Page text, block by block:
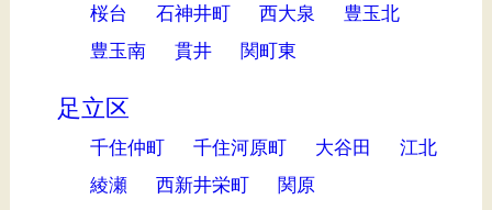
桜台
石神井町 西大泉
豊玉北
豊玉南
貫井 関町東
足立区
千住仲町 千住河原町 大谷田
江北
綾瀬
西新井栄町 関原